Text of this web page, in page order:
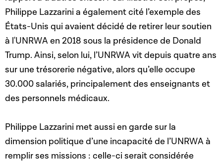
Philippe Lazzarini a également cité l’exemple des
États-Unis qui avaient décidé de retirer leur soutien
à l'UNRWA en 2018 sous la présidence de Donald
Trump. Ainsi, selon lui, l’UNRWA vit depuis quatre ans
sur une trésorerie négative, alors qu’elle occupe
30.000 salariés, principalement des enseignants et
des personnels médicaux.
Philippe Lazzarini met aussi en garde sur la
dimension politique d’une incapacité de l’UNRWA à
remplir ses missions : celle-ci serait considérée